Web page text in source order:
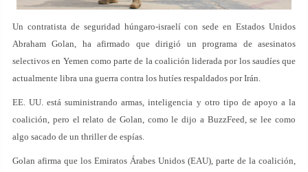
Un contratista de seguridad húngaro-israelí con sede en Estados Unidos
Abraham Golan, ha afirmado que dirigió un programa de asesinatos
selectivos en Yemen como parte de la coalición liderada por los saudíes que
actualmente libra una guerra contra los hutíes respaldados por Irán.
EE. UU. está suministrando armas, inteligencia y otro tipo de apoyo a la
coalición, pero el relato de Golan, como le dijo a BuzzFeed, se lee como
algo sacado de un thriller de espías.
Golan afirma que los Emiratos Árabes Unidos (EAU), parte de la coalición,